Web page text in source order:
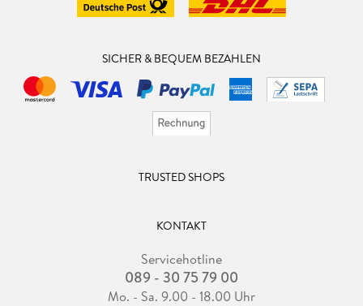
SICHER & BEQUEM BEZAHLEN
TRUSTED SHOPS
KONTAKT
Servicehotline
089 - 30 75 79 00
Mo. - Sa. 9.00 - 18.00 Uhr